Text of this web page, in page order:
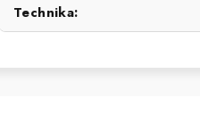
Technika: